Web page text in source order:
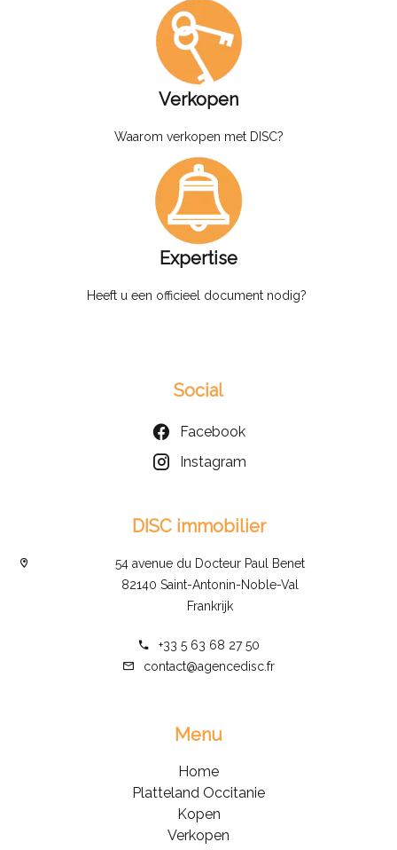
Verkopen
Waarom verkopen met DISC?
Expertise
Heeft u een officieel document nodig?
Social
Facebook
Instagram
DISC immobilier
54 avenue du Docteur Paul Benet
82140 Saint-Antonin-Noble-Val
Frankrijk
+33 5 63 68 27 50
contact@agencedisc.fr
Menu
Home
Platteland Occitanie
Kopen
Verkopen